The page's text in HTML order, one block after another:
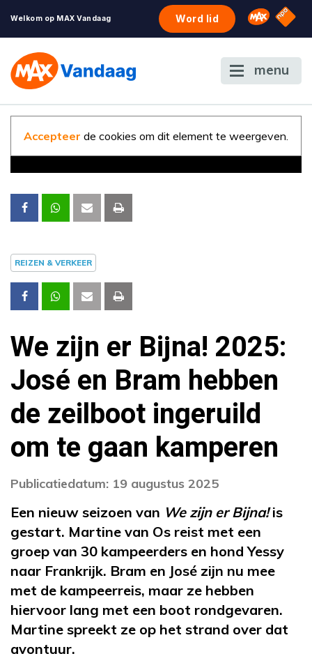
Welkom op MAX Vandaag Word lid Omroep
NPO
menu
Accepteer de cookies om dit element te weergeven.
REIZEN & VERKEER
We zijn er Bijna! 2025:
José en Bram hebben
de zeilboot ingeruild
om te gaan kamperen
Publicatiedatum: 19 augustus 2025
Een nieuw seizoen van We zijn er Bijna!is
gestart. Martine van Os reist met een
groep van 30 kampeerders en hond Yessy
naar Frankrijk. Bram en José zijn nu mee
met de kampeerreis, maar ze hebben
hiervoor lang met een boot rondgevaren.
Martine spreekt ze op het strand over dat
avontuur.